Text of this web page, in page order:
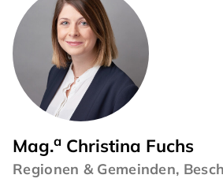
Mag.a Christina Fuchs
Regionen & Gemeinden,